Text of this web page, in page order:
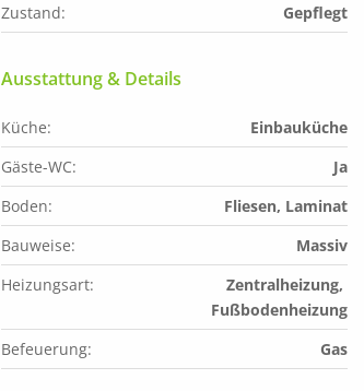
Zustand: Gepflegt
Ausstattung & Details
Küche:
Einbauküche
Gäste-WC:
Ja
Boden:
Fliesen, Laminat
Bauweise:
Massiv
Heizungsart:
Zentralheizung,
Fußbodenheizung
Befeuerung:
Gas